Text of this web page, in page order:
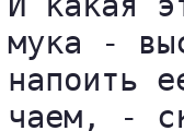
мука -
напоить
чаем, -